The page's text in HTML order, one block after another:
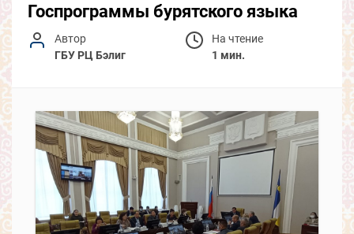
Госпрограммы бурятского языка
Автор
ГБУ РЦ Бэлиг
На чтение
1 мин.